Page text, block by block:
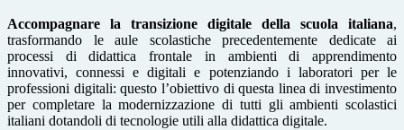
Accompagnare la transizione digitale della scuola italiana,
trasformando le aule scolastiche precedentemente dedicate ai
processi di didattica frontale in ambienti di apprendimento
innovativi, connessi e digitali e potenziando i laboratori per le
professioni digitali: questo l’obiettivo di questa linea di investimento
per completare la modernizzazione di tutti gli ambienti scolastici
italiani dotandoli di tecnologie utili alla didattica digitale.